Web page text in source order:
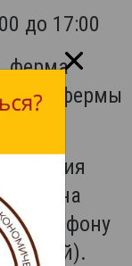
до 17:00
ферма
фермы
на
телефону